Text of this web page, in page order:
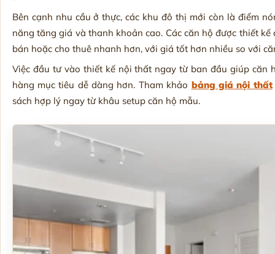
Bên cạnh nhu cầu ở thực, các khu đô thị mới còn là điểm
năng tăng giá và thanh khoản cao. Các căn hộ được thiết
bán hoặc cho thuê nhanh hơn, với giá tốt hơn nhiều so với
Việc đầu tư vào thiết kế nội thất ngay từ ban đầu giúp
hàng mục tiêu dễ dàng hơn. Tham khảo bảng giá nội thất
sách hợp lý ngay từ khâu setup căn hộ mẫu.